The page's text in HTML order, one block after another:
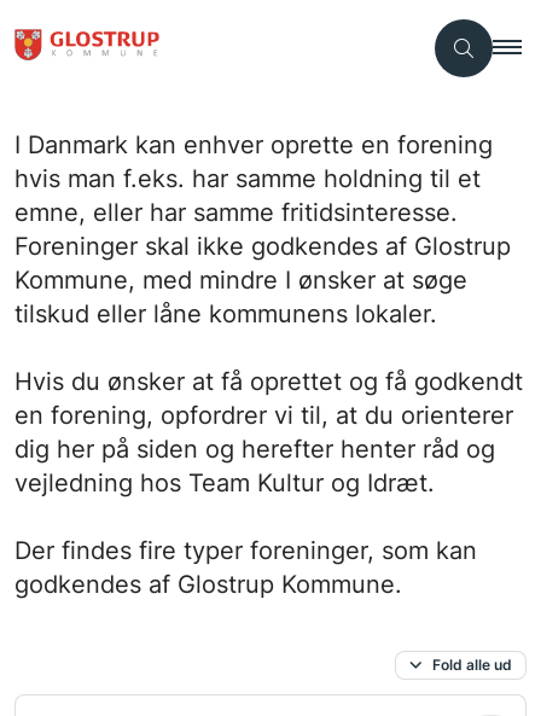
I Danmark kan enhver oprette en forening
hvis man f.eks. har samme holdning til et
emne, eller har samme fritidsinteresse.
Foreninger skal ikke godkendes af Glostrup
Kommune, med mindre I ønsker at søge
tilskud eller låne kommunens lokaler.
Hvis du ønsker at få oprettet og få godkendt
en forening, opfordrer vi til, at du orienterer
dig her på siden og herefter henter råd og
vejledning hos Team Kultur og Idræt.
Der findes fire typer foreninger, som kan
godkendes af Glostrup Kommune.
Fold alle ud